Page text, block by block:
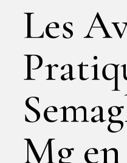
Les
Mg en